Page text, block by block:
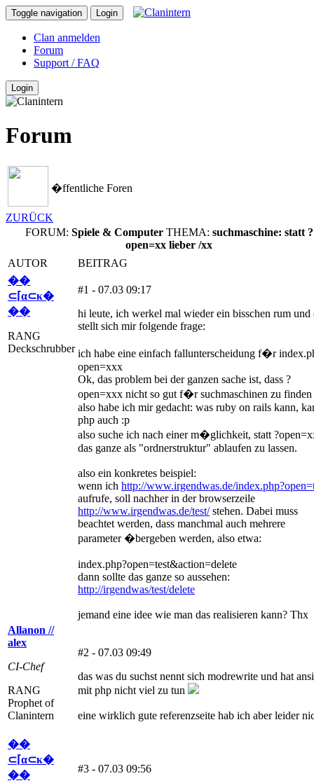
Toggle navigation Login
Clan anmelden
Forum
Support / FAQ
Login
Forum
�ffentliche Foren
ZURÜCK
FORUM: Spiele & Computer THEMA: suchmaschine: statt ?
open=xx lieber /xx
AUTOR
BEITRAG
��
⊂⌈α⊂κ�
��
RANG
Deckschrubber
#1 - 07.03 09:17
hi leute, ich werkel mal wieder ein bisschen rum und
stellt sich mir folgende frage:
ich habe eine einfach fallunterscheidung f�r
open=xxx
Ok, das problem bei der ganzen sache ist, dass ?
open=xxx nicht so gut f�r suchmaschinen zu finden
also habe ich mir gedacht: was ruby on rails kann,
php auch :p
also suche ich nach einer m�glichkeit, statt
das ganze als "ordnerstruktur" ablaufen zu lassen.
also ein konkretes beispiel:
wenn ich http://www.irgendwas.de/
aufrufe, soll nachher in der browserzeile
http://www.irgendwas.de/test/stehen. Dabei muss
beachtet werden, dass manchmal auch mehrere
parameter �bergeben werden, also etwa:
index.php?open=test&action=delete
dann sollte das ganze so aussehen:
http://irgendwas/test/delete
jemand eine idee wie man das realisieren kann? Thx
Allanon //
alex
CI-Chef
RANG
Prophet of
Clanintern
#2 - 07.03 09:49
das was du suchst nennt sich modrewrite und hat
mit php nicht viel zu tun
eine wirklich gute referenzseite hab ich aber leider
��
⊂⌈α⊂κ�
��
#3 - 07.03 09:56